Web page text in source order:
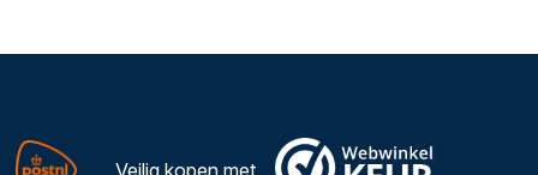
Veilig kopen met